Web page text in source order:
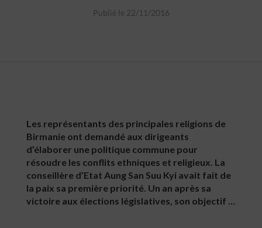
Publié le 22/11/2016
Les représentants des principales religions de
Birmanie ont demandé aux dirigeants
d’élaborer une politique commune pour
résoudre les conflits ethniques et religieux. La
conseillère d’Etat Aung San Suu Kyi avait fait de
la paix sa première priorité. Un an après sa
victoire aux élections législatives, son objectif …